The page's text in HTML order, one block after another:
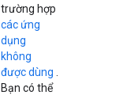
trường hợp
các ứng
dụng
không
được dùng
Bạn có thể